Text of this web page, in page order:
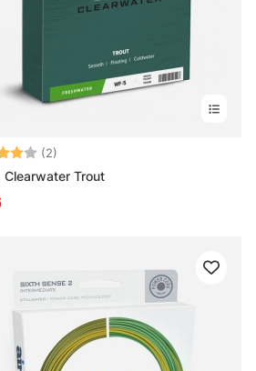
(2)
Clearwater Trout